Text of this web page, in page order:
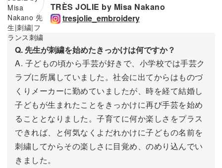
TRÈS JOLIE by Misa Nakano
tresjolie_embroidery
Q. 先生が刺繍を始めたきっかけは何ですか？
A. 子どもの頃から手芸が好きで、小学校では手芸ク
ラブに所属していました。社会に出てからはものづ
くりメーカーに勤めていましたが、時を経て結婚し
子どもが生まれたことをきっかけに再び手芸を始め
ることとなりました。子育てに何か楽しさをプラス
できれば、と何気なくよだれかけに子どもの名前を
刺繍してからその楽しさに目覚め、のめり込んでい
きました。